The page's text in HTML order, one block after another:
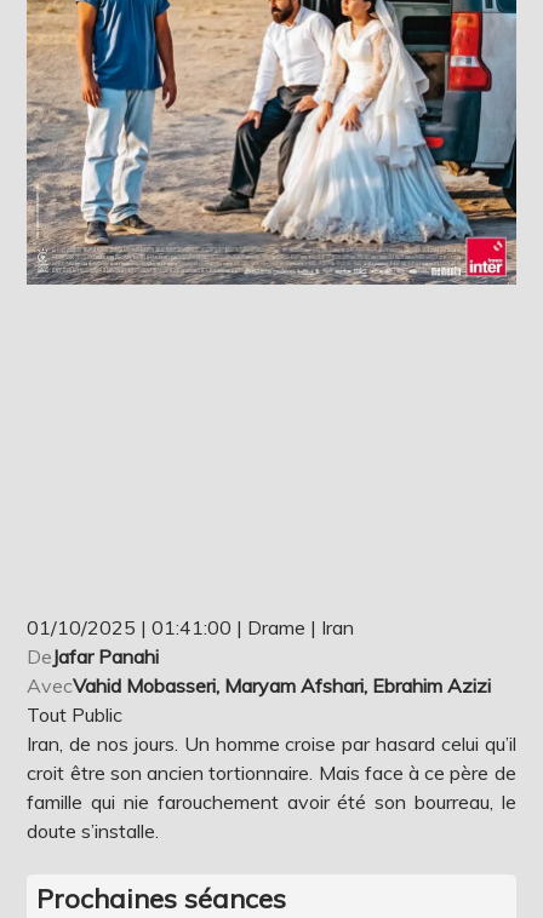
01/10/2025 | 01:41:00 | Drame | Iran
DeJafar Panahi
AvecVahid Mobasseri, Maryam Afshari, Ebrahim Azizi
Tout Public
Iran, de nos jours. Un homme croise par hasard celui qu’il
croit être son ancien tortionnaire. Mais face à ce père de
famille qui nie farouchement avoir été son bourreau, le
doute s’installe.
Prochaines séances